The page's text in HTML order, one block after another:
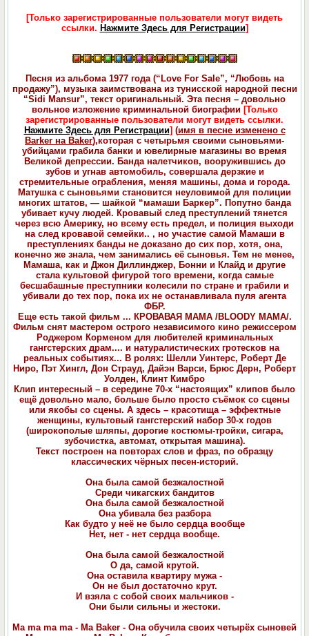
[Только зарегистрированные пользователи могут видеть
ссылки. Нажмите Здесь для Регистрации]
Песня из альбома 1977 года (“Love For Sale”, “Любовь на
продажу”), музыка заимствована из тунисской народной песни
“Sidi Mansur”, текст оригинальный. Эта песня – довольно
вольное изложение криминальной биографии [Только
зарегистрированные пользователи могут видеть ссылки.
Нажмите Здесь для Регистрации] (имя в песне изменено с
Barker на Baker),которая с четырьмя своими сыновьями-
убийцами грабила банки и ювелирные магазины во время
Великой депрессии. Банда налетчиков, вооружившись до
зубов и угнав автомобиль, совершала дерзкие и
стремительные ограбления, меняя машины, дома и города.
Матушка с сыновьями становится неуловимой для полиции
многих штатов, — шайкой “мамаши Баркер”. Попутно банда
убивает кучу людей. Кровавый след преступлений тянется
через всю Америку, но всему есть предел, и полиция выходи
на след кровавой семейки.. , но участие самой Мамаши в
преступлениях банды не доказано до сих пор, хотя, она,
конечно же знала, чем занимались её сыновья. Тем не менее,
Мамаша, как и Джон Диллинджер, Бонни и Клайд и другие
стала культовой фигурой того времени, когда самые
бесшабашные преступники колесили по стране и грабили и
убивали до тех пор, пока их не останавливала пуля агента
ФБР.
Еще есть такой фильм ... КРОВАВАЯ МАМА /BLOODY MAMA/.
Фильм снят мастером острого независимого кино режиссером
Роджером Корменом для любителей криминальных
гангстерских драм.... и натуралистических гротесков на
реальных событиях... В ролях: Шелли Уинтерс, Роберт Де
Ниро, Пэт Хингл, Дон Страуд, Дайэн Варси, Брюс Дерн, Роберт
Уолден, Клинт Кимбро
Клип интересный – в середине 70-х “настоящих” клипов было
ещё довольно мало, больше было просто съёмок со сцены
или якобы со сцены. А здесь – красотища – эффектные
женщины, культовый гангстерский набор 30-х годов
(широкополые шляпы, дорогие костюмы-тройки, сигара,
зубочистка, автомат, открытая машина).
Текст построен на повторах слов и фраз, по образцу
классических чёрных песен-историй.
Она была самой безжалостной
Среди чикагских бандитов
Она была самой безжалостной
Она убивала без разбора
Как будто у неё не было сердца вообще
Нет, нет - нет сердца вообще.
Она была самой безжалостной
О да, самой крутой.
Она оставила квартиру мужа -
Он не был достаточно крут.
И взяла с собой своих мальчиков -
Они были сильны и жестоки.
Ma ma ma ma - Ma Baker - Она обучила своих четырёх сыновей